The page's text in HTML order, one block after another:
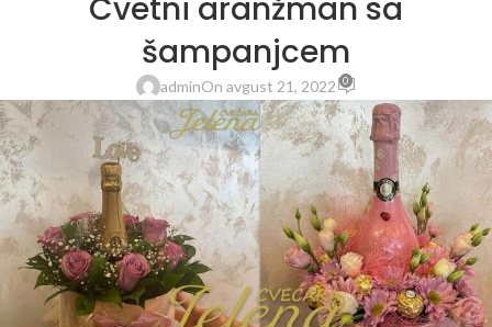
Cvetni aranžman sa
šampanjcem
adminOn avgust 21, 2022 0